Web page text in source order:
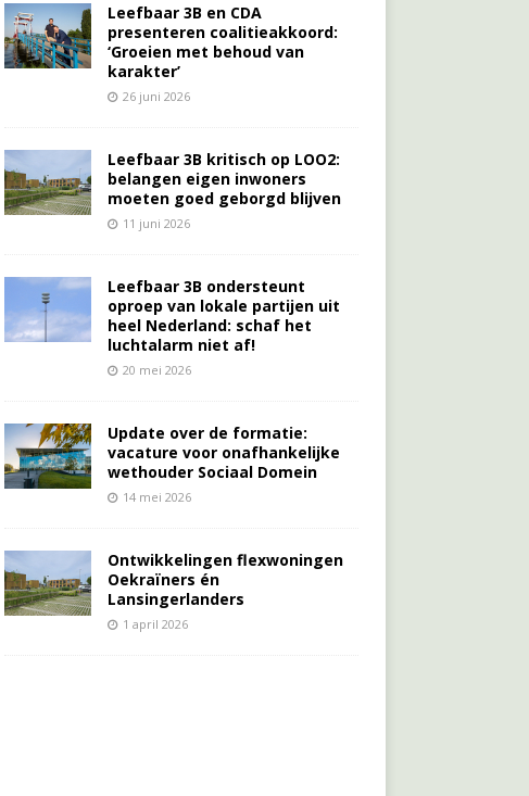
Leefbaar 3B en CDA
presenteren coalitieakkoord:
‘Groeien met behoud van
karakter’
26 juni 2026
Leefbaar 3B kritisch op LOO2:
belangen eigen inwoners
moeten goed geborgd blijven
11 juni 2026
Leefbaar 3B ondersteunt
oproep van lokale partijen uit
heel Nederland: schaf het
luchtalarm niet af!
20 mei 2026
Update over de formatie:
vacature voor onafhankelijke
wethouder Sociaal Domein
14 mei 2026
Ontwikkelingen flexwoningen
Oekraïners én
Lansingerlanders
1 april 2026